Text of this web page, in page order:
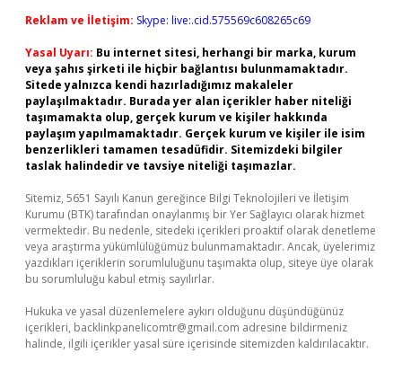
Reklam ve İletişim: Skype: live:.cid.575569c608265c69
Yasal Uyarı: Bu internet sitesi, herhangi bir marka, kurum
veya şahıs şirketi ile hiçbir bağlantısı bulunmamaktadır.
Sitede yalnızca kendi hazırladığımız makaleler
paylaşılmaktadır. Burada yer alan içerikler haber niteliği
taşımamakta olup, gerçek kurum ve kişiler hakkında
paylaşım yapılmamaktadır. Gerçek kurum ve kişiler ile isim
benzerlikleri tamamen tesadüfidir. Sitemizdeki bilgiler
taslak halindedir ve tavsiye niteliği taşımazlar.
Sitemiz, 5651 Sayılı Kanun gereğince Bilgi Teknolojileri ve İletişim
Kurumu (BTK) tarafından onaylanmış bir Yer Sağlayıcı olarak hizmet
vermektedir. Bu nedenle, sitedeki içerikleri proaktif olarak denetleme
veya araştırma yükümlülüğümüz bulunmamaktadır. Ancak, üyelerimiz
yazdıkları içeriklerin sorumluluğunu taşımakta olup, siteye üye olarak
bu sorumluluğu kabul etmiş sayılırlar.
Hukuka ve yasal düzenlemelere aykırı olduğunu düşündüğünüz
içerikleri, backlinkpanelicomtr@gmail.com adresine bildirmeniz
halinde, ilgili içerikler yasal süre içerisinde sitemizden kaldırılacaktır.